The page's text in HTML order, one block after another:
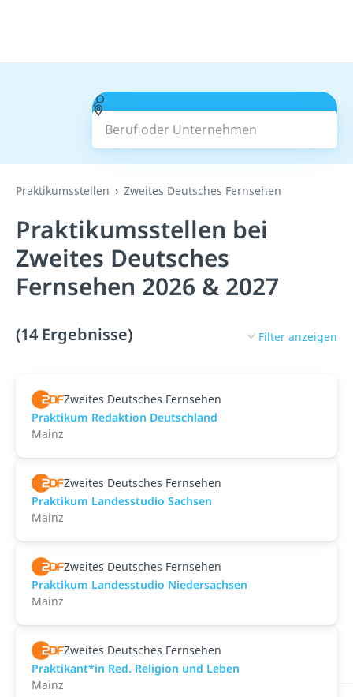
Beruf oder Unternehmen
Suchen
Praktikumsstellen Zweites Deutsches Fernsehen
Praktikumsstellen bei
Zweites Deutsches
Fernsehen 2026 & 2027
(14 Ergebnisse) Filter anzeigen
Zweites Deutsches Fernsehen
Praktikum Redaktion Deutschland
Mainz
Zweites Deutsches Fernsehen
Praktikum Landesstudio Sachsen
Mainz
Zweites Deutsches Fernsehen
Praktikum Landesstudio Niedersachsen
Mainz
Zweites Deutsches Fernsehen
Praktikant*in Red. Religion und Leben
Mainz